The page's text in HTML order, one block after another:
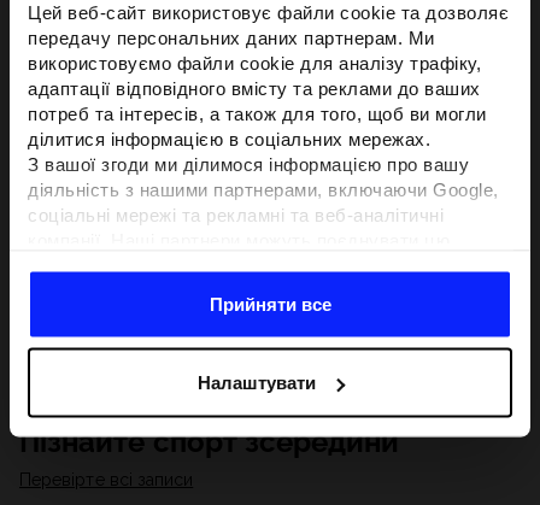
Цей веб-сайт використовує файли cookie та дозволяє
передачу персональних даних партнерам. Ми
використовуємо файли cookie для аналізу трафіку,
адаптації відповідного вмісту та реклами до ваших
потреб та інтересів, а також для того, щоб ви могли
ділитися інформацією в соціальних мережах.
З вашої згоди ми ділимося інформацією про вашу
діяльність з нашими партнерами, включаючи Google,
соціальні мережі та рекламні та веб-аналітичні
отримують у результаті використання вами їхніх
послуг.З вашої згоди ми також можемо ділитися
з метою націлювання та покращення відображення
відповідної онлайн-реклами, проведення аналітики,
відповідності вмісту та вдосконалення рішень, які
пропонують наші партнери (наприклад, соціальні
мережі). Детальну інформацію можна знайти в нашій
Прийняти все
Налаштувати
Пізнайте спорт зсередини
Перевірте всі записи